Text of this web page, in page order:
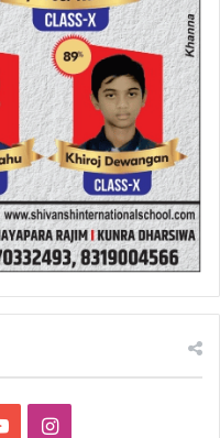
YouTubeInstagram